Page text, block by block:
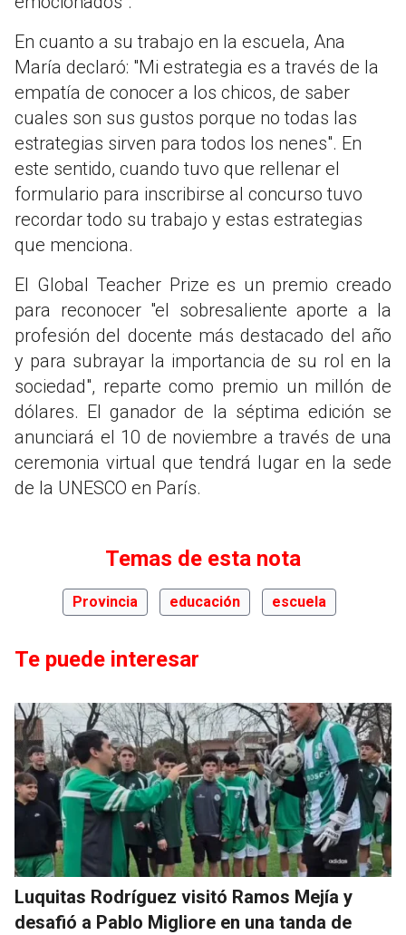
En cuanto a su trabajo en la escuela, Ana
María declaró: "Mi estrategia es a través de la
empatía de conocer a los chicos, de saber
cuales son sus gustos porque no todas las
estrategias sirven para todos los nenes". En
este sentido, cuando tuvo que rellenar el
formulario para inscribirse al concurso tuvo
recordar todo su trabajo y estas estrategias
que menciona.
El Global Teacher Prize es un premio creado
para reconocer "el sobresaliente aporte a la
profesión del docente más destacado del año
y para subrayar la importancia de su rol en la
sociedad", reparte como premio un millón de
dólares. El ganador de la séptima edición se
anunciará el 10 de noviembre a través de una
ceremonia virtual que tendrá lugar en la sede
de la UNESCO en París.
Temas de esta nota
Provincia educación escuela
Te puede interesar
Luquitas Rodríguez visitó Ramos Mejía y
desafió a Pablo Migliore en una tanda de